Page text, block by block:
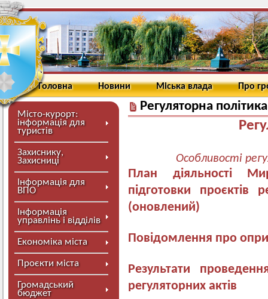
Головна Новини Міська влада Про
Місто-курорт:
інформація для
туристів
Захиснику,
Захисниці
Інформація для
ВПО
Інформація
управлінь і відділів
Економіка міста
Проєкти міста
Громадський
бюджет
Регуляторна політика
Особливості
План діяльності
підготовки проєктів
(оновлений)
Повідомлення про
Результати
регуляторних актів